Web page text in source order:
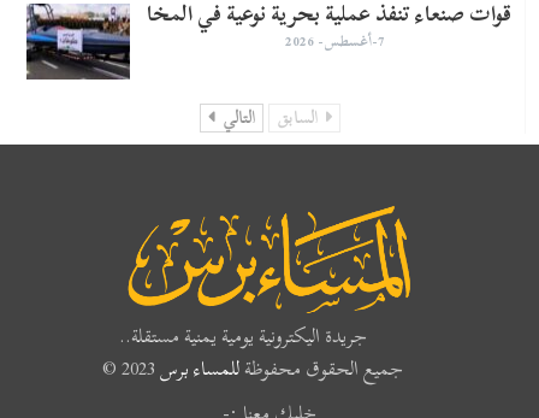
قوات صنعاء تنفذ عملية بحرية نوعية في المخا
7-أغسطس- 2026
السابق التالي
جريدة اليكترونية يومية يمنية مستقلة..
جميع الحقوق محفوظةللمساء برس